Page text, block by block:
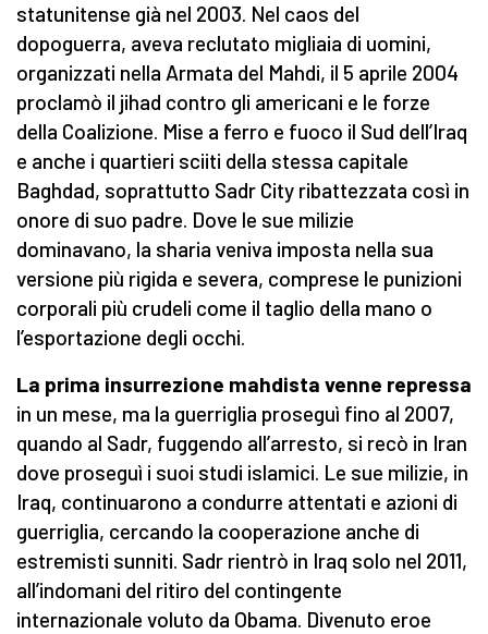
statunitense già nel 2003. Nel caos del
dopoguerra, aveva reclutato migliaia di uomini,
organizzati nella Armata del Mahdi, il 5 aprile 2004
proclamò il jihad contro gli americani e le forze
della Coalizione. Mise a ferro e fuoco il Sud dell’Iraq
e anche i quartieri sciiti della stessa capitale
Baghdad, soprattutto Sadr City ribattezzata così in
onore di suo padre. Dove le sue milizie
dominavano, la sharia veniva imposta nella sua
versione più rigida e severa, comprese le punizioni
corporali più crudeli come il taglio della mano o
l’esportazione degli occhi.
La prima insurrezione mahdista venne repressa
in un mese, ma la guerriglia proseguì fino al 2007,
quando al Sadr, fuggendo all’arresto, si recò in Iran
dove proseguì i suoi studi islamici. Le sue milizie, in
Iraq, continuarono a condurre attentati e azioni di
guerriglia, cercando la cooperazione anche di
estremisti sunniti. Sadr rientrò in Iraq solo nel 2011,
all’indomani del ritiro del contingente
internazionale voluto da Obama. Divenuto eroe